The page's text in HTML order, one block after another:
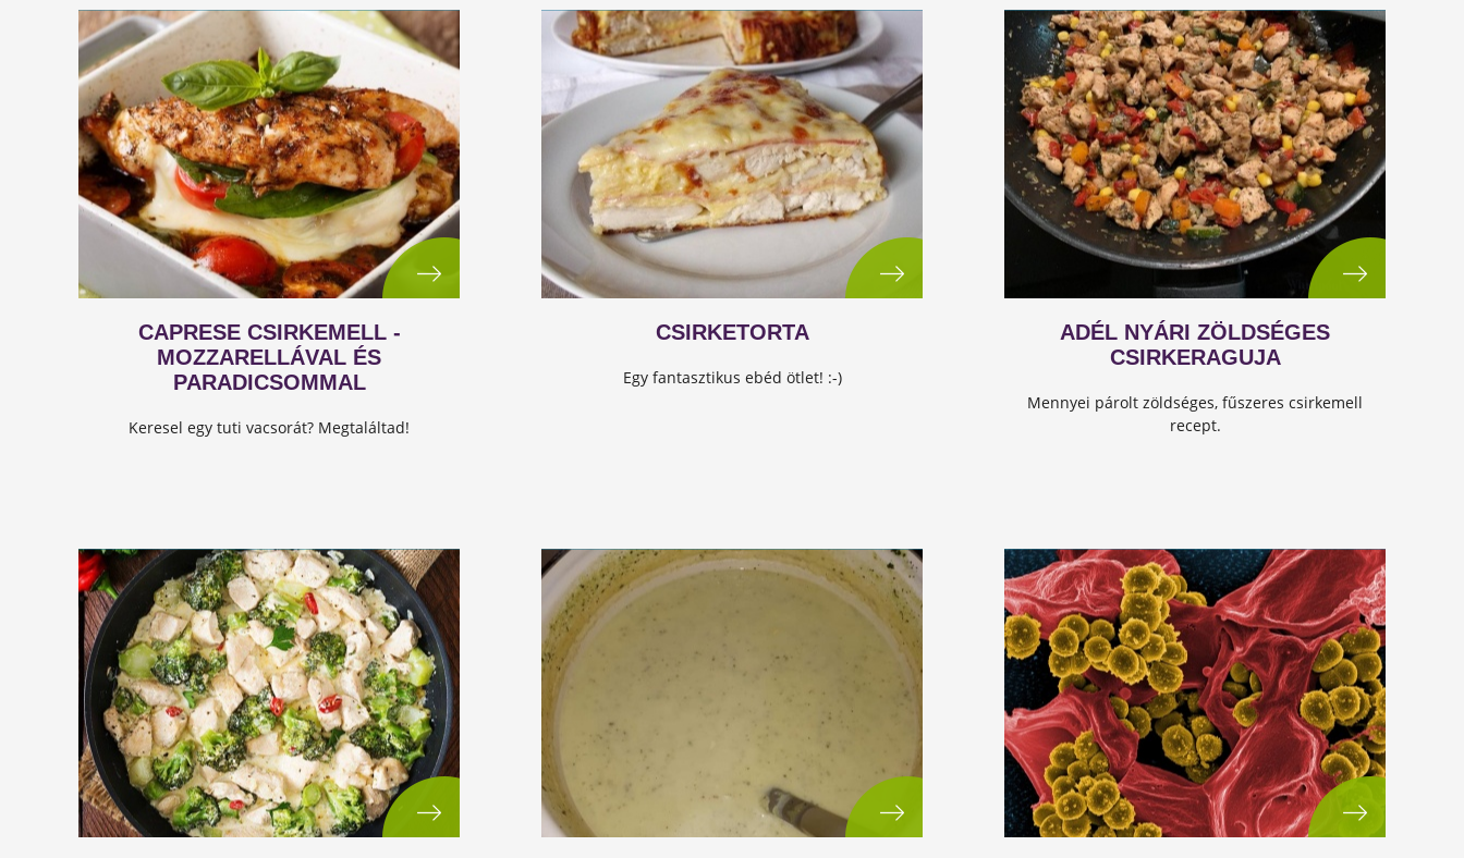
CAPRESE CSIRKEMELL -
MOZZARELLÁVAL ÉS
PARADICSOMMAL
Keresel egy tuti vacsorát? Megtaláltad!
CSIRKETORTA
Egy fantasztikus ebéd ötlet! :-)
ADÉL NYÁRI ZÖLDSÉGES
CSIRKERAGUJA
Mennyei párolt zöldséges, fűszeres csirkemell
recept.